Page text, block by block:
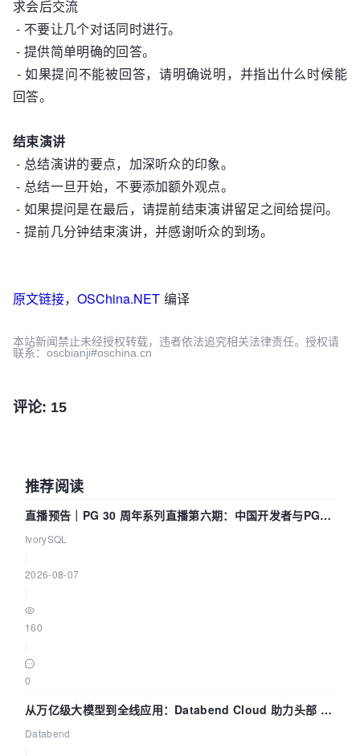
求会后交流
- 不要让几个对话同时进行。
- 提供简单明确的回答。
- 如果提问不能被回答，请明确说明，并指出什么时候能
回答。
结束演讲
- 总结演讲的要点，加深听众的印象。
- 总结一旦开始，不要添加额外观点。
- 如果提问是在最后，请提前结束演讲留足之间给提问。
- 提前几分钟结束演讲，并感谢听众的到场。
原文链接，OSChina.NET 编译
本站新闻禁止未经授权转载，违者依法追究相关法律责任。授权请
联系：oscbianji#oschina.cn
评论: 15
推荐阅读
直播预告｜PG 30 周年系列直播第六期：中国开发者与PG内
核——我们改得动吗？我们贡献了什么？
IvorySQL
2026-08-07
160
0
从万亿级大模型到全线应用：Databend Cloud 助力头部 AI
企业构建全链路 Trace 数据管道
Databend